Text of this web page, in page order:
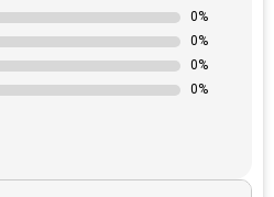
giúp bé phát triển cơ bắp, cải thiện
động. Bé sẽ học cách điều chỉnh lực
đó phát triển khả năng tư duy và
0%
0%
0%
0%